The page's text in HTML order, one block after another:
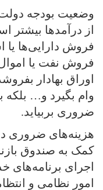
وضعیت بودجه
از درآمدها بیشتر
فروش دارایی‌ها یا
فروش نفت یا اموال
اوراق بهادار
وام بگیرد و… بلکه
ضروری بربیاید.
هزینه‌های ضروری
کمک به صندوق
اجرای
امور نظامی و